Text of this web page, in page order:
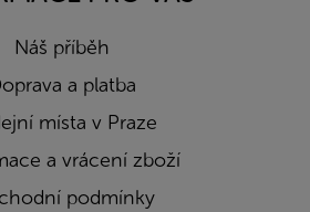
Náš příběh
a platba
místa v Praze
a vrácení zboží
podmínky